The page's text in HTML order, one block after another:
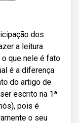
dos
a leitura
que nele é fato
é a diferença
do artigo de
escrito na 1ª
pois é
o seu